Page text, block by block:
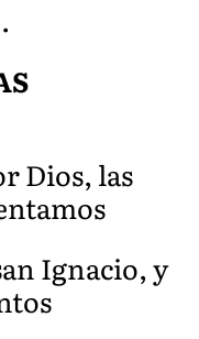
Dios, las
Ignacio, y